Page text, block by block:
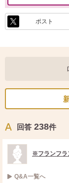
ポスト
回答 238件
※フランフ
Q&A一覧へ